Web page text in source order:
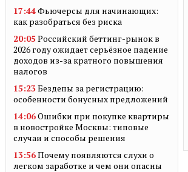
17:44Фьючерсы для начинающих:
как разобраться без риска
20:05Российский беттинг-рынок в
2026 году ожидает серьёзное падение
доходов из-за кратного повышения
налогов
15:23Бездепы за регистрацию:
особенности бонусных предложений
14:06Ошибки при покупке квартиры
в новостройке Москвы: типовые
случаи и способы решения
13:56Почему появляются слухи о
легком заработке и чем они опасны